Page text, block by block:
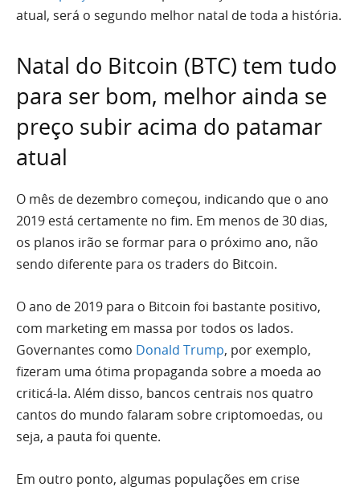
atual, será o segundo melhor natal de toda a história.
Natal do Bitcoin (BTC) tem tudo
para ser bom, melhor ainda se
preço subir acima do patamar
atual
O mês de dezembro começou, indicando que o ano
2019 está certamente no fim. Em menos de 30 dias,
os planos irão se formar para o próximo ano, não
sendo diferente para os traders do Bitcoin.
O ano de 2019 para o Bitcoin foi bastante positivo,
com marketing em massa por todos os lados.
Governantes como Donald Trump, por exemplo,
fizeram uma ótima propaganda sobre a moeda ao
criticá-la. Além disso, bancos centrais nos quatro
cantos do mundo falaram sobre criptomoedas, ou
seja, a pauta foi quente.
Em outro ponto, algumas populações em crise